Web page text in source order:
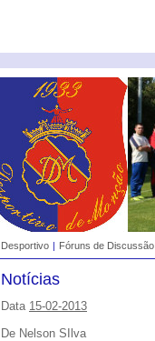
Desportivo | Fóruns de Discussão
Notícias
Data 15-02-2013
De Nelson SIlva